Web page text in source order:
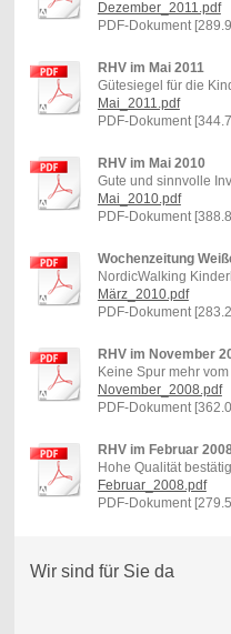
Dezember_2011.pdf
PDF-Dokument
RHV im Mai 2011
Gütesiegel für die
Mai_2011.pdf
PDF-Dokument
RHV im Mai 2010
Gute und sinnvolle
Mai_2010.pdf
PDF-Dokument
Wochenzeitung
NordicWalking
März_2010.pdf
PDF-Dokument
RHV im November
Keine Spur mehr
November_2008.pdf
PDF-Dokument
RHV im Februar
Hohe Qualität
Februar_2008.pdf
PDF-Dokument
Wir sind für Sie da